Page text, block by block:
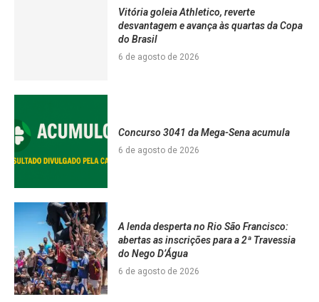
Vitória goleia Athletico, reverte
desvantagem e avança às quartas da Copa
do Brasil
6 de agosto de 2026
Concurso 3041 da Mega-Sena acumula
6 de agosto de 2026
A lenda desperta no Rio São Francisco:
abertas as inscrições para a 2ª Travessia
do Nego D’Água
6 de agosto de 2026